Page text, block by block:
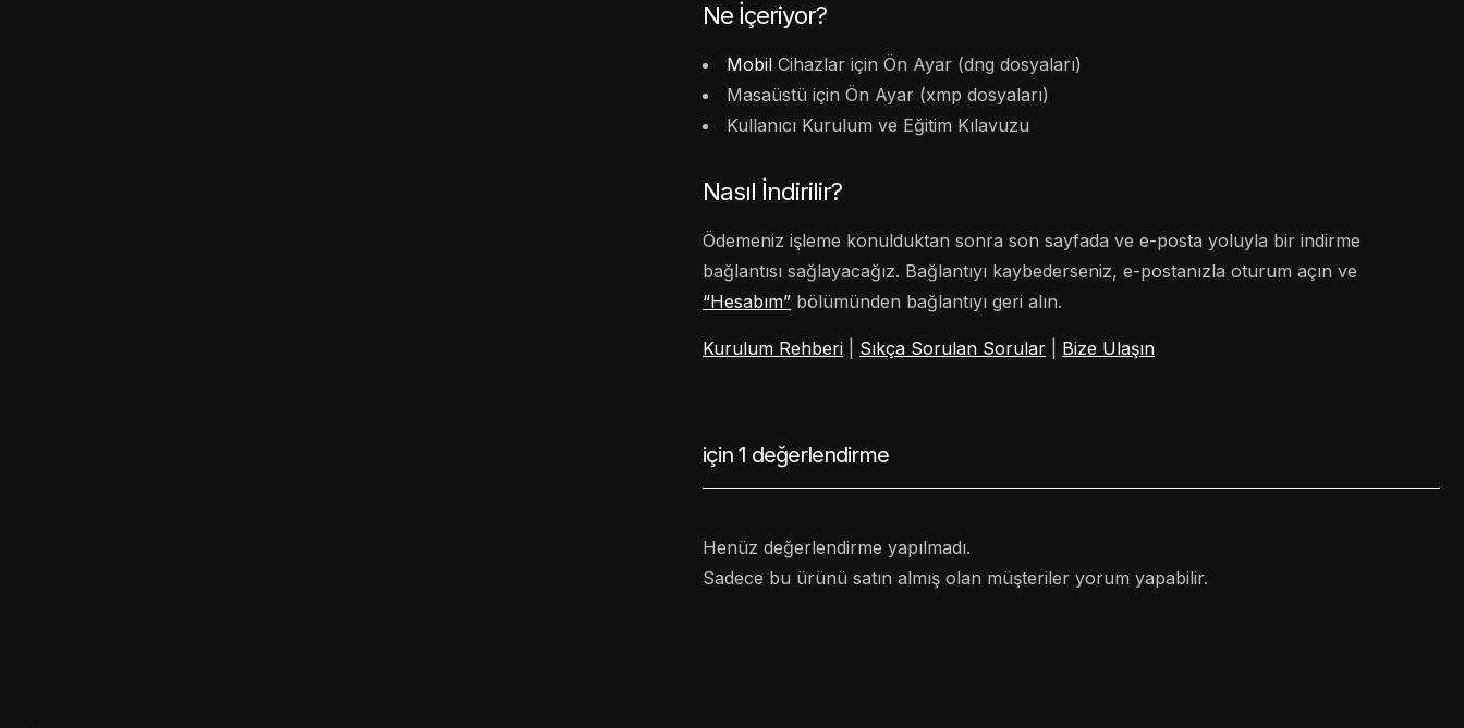
Ne İçeriyor?
Mobil Cihazlar için Ön Ayar (dng dosyaları)
Masaüstü için Ön Ayar (xmp dosyaları)
Kullanıcı Kurulum ve Eğitim Kılavuzu
Nasıl İndirilir?
Ödemeniz işleme konulduktan sonra son sayfada ve e-posta yoluyla bir indirme
bağlantısı sağlayacağız. Bağlantıyı kaybederseniz, e-postanızla oturum açın ve
“Hesabım” bölümünden bağlantıyı geri alın.
Kurulum Rehberi Sıkça Sorulan Sorular Bize Ulaşın
için 1 değerlendirme
Henüz değerlendirme yapılmadı.
Sadece bu ürünü satın almış olan müşteriler yorum yapabilir.